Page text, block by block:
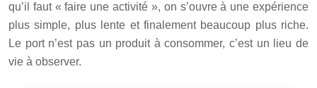
qu’il faut « faire une activité », on s’ouvre à une expérience
plus simple, plus lente et finalement beaucoup plus riche.
Le port n’est pas un produit à consommer, c’est un lieu de
vie à observer.